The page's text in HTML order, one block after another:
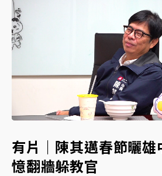
台東農業處長涉圖利渡假村！東
押庭
父親節泡湯了！中颱白海豚雨彈
雨熱區曝
女律師陳昱瑄詐慈濟10億！黃金
旅局回應了
▲
▼
Unmute Loaded:
65.28%
有片｜陳其邁春節曬
憶翻牆躲教官